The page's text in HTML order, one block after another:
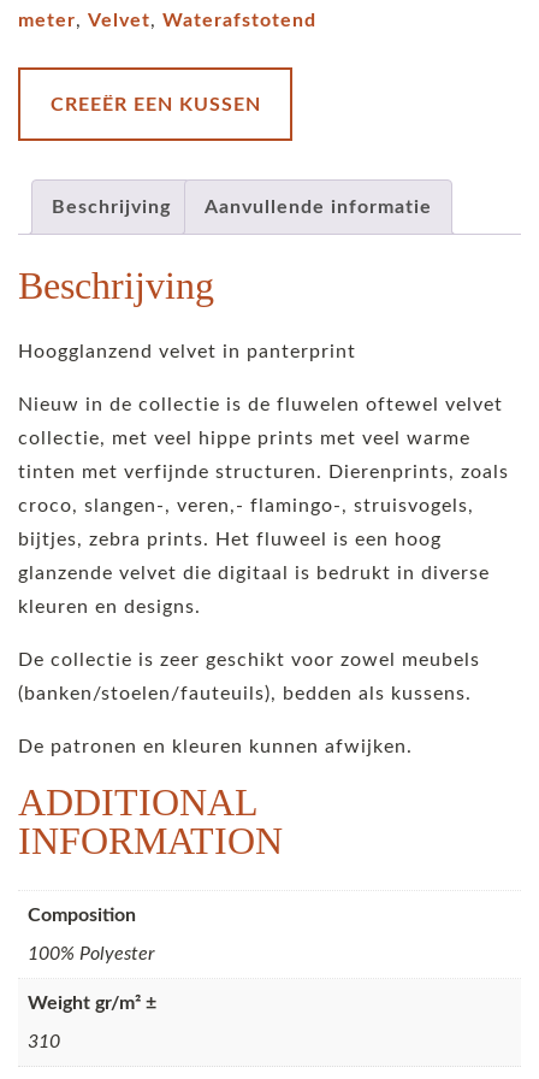
aantal
meter, Velvet, Waterafstotend
CREEËR EEN KUSSEN
Beschrijving Aanvullende informatie
Beschrijving
Hoogglanzend velvet in panterprint
Nieuw in de collectie is de fluwelen oftewel velvet
collectie, met veel hippe prints met veel warme
tinten met verfijnde structuren. Dierenprints, zoals
croco, slangen-, veren,- flamingo-, struisvogels,
bijtjes, zebra prints. Het fluweel is een hoog
glanzende velvet die digitaal is bedrukt in diverse
kleuren en designs.
De collectie is zeer geschikt voor zowel meubels
(banken/stoelen/fauteuils), bedden als kussens.
De patronen en kleuren kunnen afwijken.
ADDITIONAL
INFORMATION
Composition
100% Polyester
Weight gr/m² ±
310